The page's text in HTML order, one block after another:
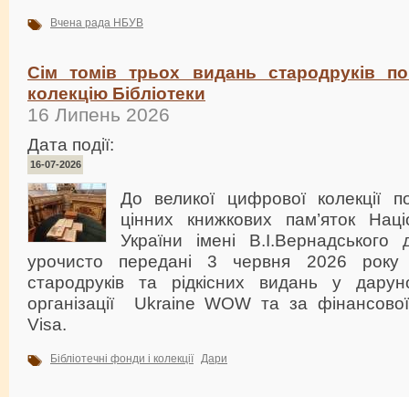
Вчена рада НБУВ
Сім томів трьох видань стародруків
колекцію Бібліотеки
16 Липень 2026
Дата події:
16-07-2026
До великої цифрової колекції
цінних книжкових пам’яток
України імені В.І.Вернадського
урочисто передані 3 червня 2026
стародруків та рідкісних видань у
організації Ukraine WOW та за фінансової
Visa.
Бібліотечні фонди і колекції Дари